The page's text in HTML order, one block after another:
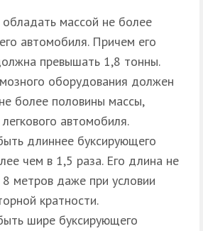
массой не более
автомобиля. Причем его
превышать 1,8 тонны.
оборудования должен
более половины массы,
автомобиля.
длиннее буксирующего
чем в 1,5 раза. Его длина не
метров даже при условии
кратности.
шире буксирующего